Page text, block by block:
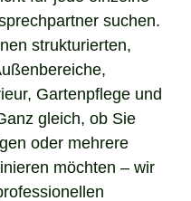
suchen.
strukturierten,
Gartenpflege und
gleich, ob Sie
oder mehrere
möchten – wir